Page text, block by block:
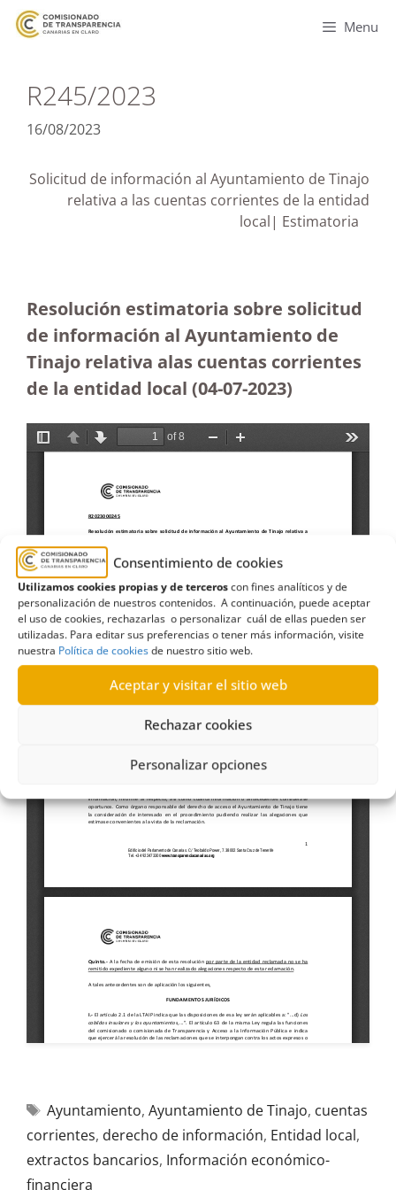
Consentimiento de cookies
Utilizamos cookies propias y de terceroscon fines analíticos y de
personalización de nuestros contenidos. A continuación, puede aceptar
el uso de cookies, rechazarlas o personalizar cuál de ellas pueden ser
utilizadas. Para editar sus preferencias o tener más información, visite
nuestra Política de cookiesde nuestro sitio web.
Aceptar y visitar el sitio web
Rechazar cookies
Personalizar opciones
Menu
R245/2023
16/08/2023
Solicitud de información al Ayuntamiento de Tinajo
relativa a las cuentas corrientes de la entidad
local| Estimatoria
Resolución estimatoria sobre solicitud
de información al Ayuntamiento de
Tinajo relativa alas cuentas corrientes
de la entidad local (04-07-2023)
Ayuntamiento, Ayuntamiento de Tinajo, cuentas
corrientes, derecho de información, Entidad local,
extractos bancarios, Información económico-
financiera